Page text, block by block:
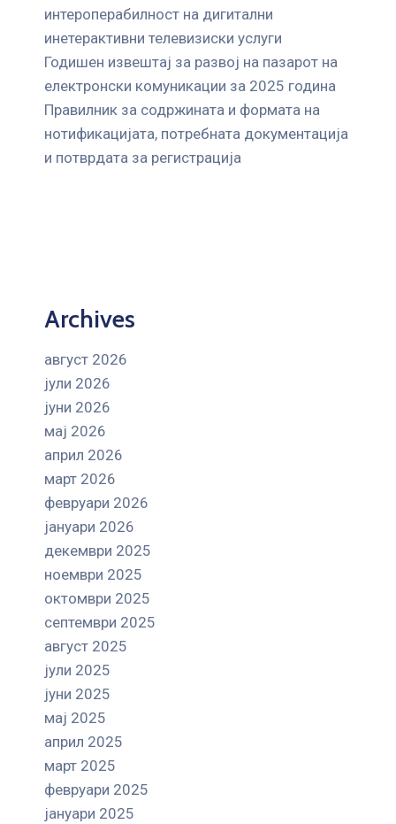
интероперабилност на дигитални
инетерактивни телевизиски услуги
Годишен извештај за развој на пазарот на
електронски комуникации за 2025 година
Правилник за содржината и формата на
нотификацијата, потребната документација
и потврдата за регистрација
Archives
август 2026
јули 2026
јуни 2026
мај 2026
април 2026
март 2026
февруари 2026
јануари 2026
декември 2025
ноември 2025
октомври 2025
септември 2025
август 2025
јули 2025
јуни 2025
мај 2025
април 2025
март 2025
февруари 2025
јануари 2025